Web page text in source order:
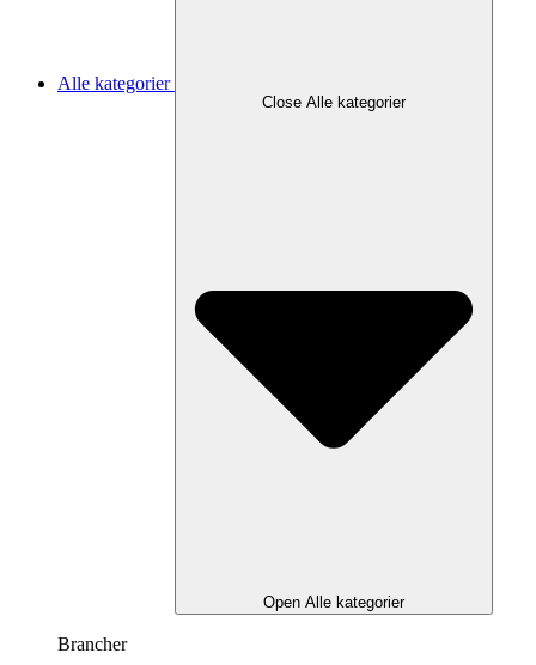
Alle kategorier
Close Alle kategorier
Open Alle kategorier
Brancher